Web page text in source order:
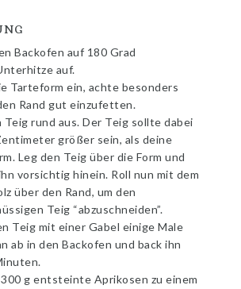
Backofen auf 180 Grad
auf.
Tarteform ein, achte besonders
Rand gut einzufetten.
Teig rund aus. Der Teig sollte dabei
größer sein, als deine
Leg den Teig über die Form und
vorsichtig hinein. Roll nun mit dem
über den Rand, um den
Teig “abzuschneiden”.
Teig mit einer Gabel einige Male
ab in den Backofen und back ihn
g entsteinte Aprikosen zu einem